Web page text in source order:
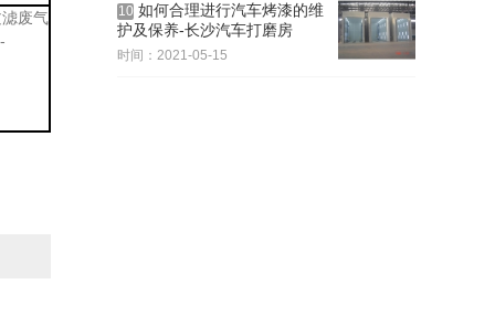
废气
10 如何合理进行汽车烤漆的维
护及保养-长沙汽车打磨房
时间：2021-05-15